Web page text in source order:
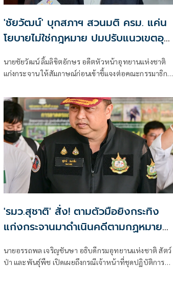
'ชัยวัฒน์' บุกสภาฯ สวนมติ ครม. แค่น
โยบายไม่ใช่กฎหมาย ปมปรับแนวเขตอุ
ทยานฯทับลาน
นายชัยวัฒน์ ลิ้มลิขิตอักษร อดีตหัวหน้าอุทยานแห่งชาติ
แก่งกระจาน ให้สัมภาษณ์ก่อนเข้าชี้แจงต่อคณะกรรมาธิการ
แทนราษฎร ถึงกรณีผลการปรับปรุงแนวเขตอุทยานแห่ง
ชาติทับลาน ว่
'รมว.สุชาติ' สั่ง! ตามตัวมือยิงกระทิง
แก่งกระจานมาดำเนินคดีตามกฏหมาย
ซากกระทิงถูกยิง 2 ตัว
นายอรรถพล เจริญชันษา อธิบดีกรมอุทยานแห่งชาติ สัตว์
ป่า และพันธุ์พืช เปิดเผยถึงกรณีเจ้าหน้าที่ชุดปฏิบัติการดับ